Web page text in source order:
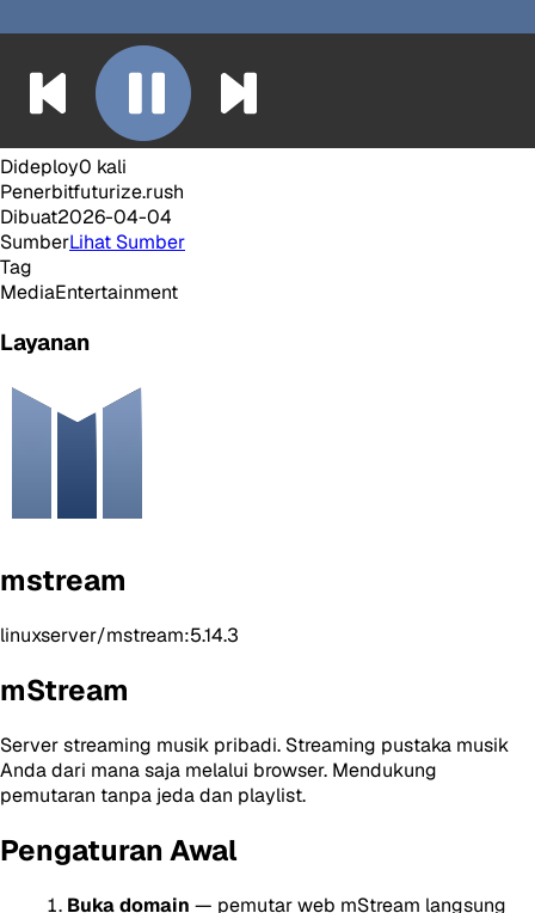
Dideploy0 kali
Penerbitfuturize.rush
Dibuat2026-04-04
SumberLihat Sumber
Tag
MediaEntertainment
Layanan
mstream
linuxserver/mstream:5.14.3
mStream
Server streaming musik pribadi. Streaming pustaka musik
Anda dari mana saja melalui browser. Mendukung
pemutaran tanpa jeda dan playlist.
Pengaturan Awal
Buka domain — pemutar web mStream langsung